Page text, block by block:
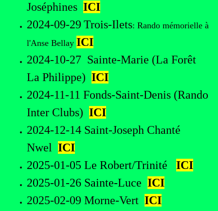
Joséphines ICI
2024-09-29 Trois-Ilets: Rando mémorielle à
l'Anse Bellay ICI
2024-10-27 Sainte-Marie (La Forêt
La Philippe) ICI
2024-11-11 Fonds-Saint-Denis (Rando
Inter Clubs) ICI
2024-12-14 Saint-Joseph Chanté
Nwel ICI
2025-01-05 Le Robert/Trinité ICI
2025-01-26 Sainte-Luce ICI
2025-02-09 Morne-Vert ICI